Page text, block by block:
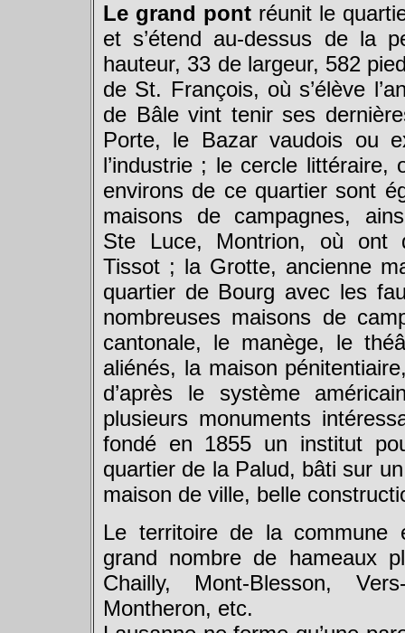
Le grand pontréunit le
et s’étend au-dessus de la
hauteur, 33 de largeur, 582
de St. François, où s’élève
de Bâle vint tenir ses
Porte, le Bazar vaudois ou
l’industrie ; le cercle
environs de ce quartier sont
maisons de campagnes,
Ste Luce, Montrion, où ont
Tissot ; la Grotte, ancienne
quartier de Bourg avec les
nombreuses maisons de
cantonale, le manège, le
aliénés, la maison
d’après le système
plusieurs monuments
fondé en 1855 un institut
quartier de la Palud, bâti sur
maison de ville, belle
Le territoire de la commune
grand nombre de hameaux
Chailly, Mont-Blesson,
Montheron, etc.